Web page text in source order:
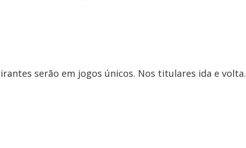
serão em jogos únicos. Nos titulares ida e volta.